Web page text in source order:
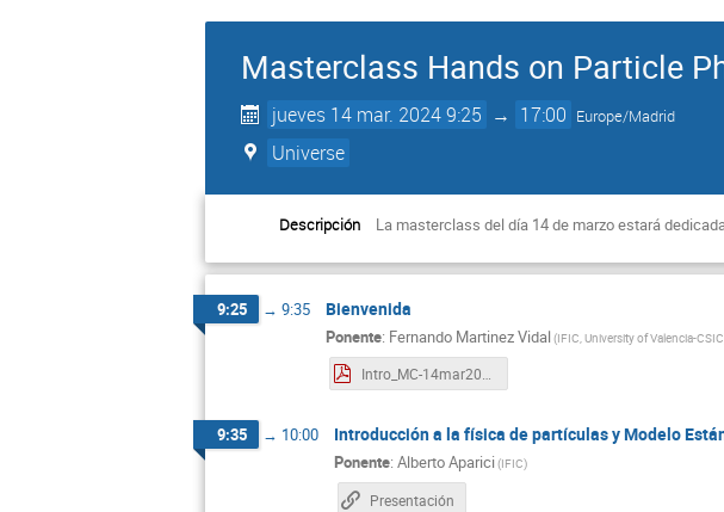
Masterclass Hands on Particle
jueves 14 mar. 2024 9:25 → 17:00 Europe/Madrid
Universe
Descripción La masterclass del día 14 de marzo estará
9:25 → 9:35 Bienvenida
Ponente: Fernando Martinez Vidal(IFIC, University of Valencia-CSIC
Intro_MC-14mar2024.pdf
9:35 → 10:00 Introducción a la física de partículas y Modelo
Ponente: Alberto Aparici(IFIC)
Presentación